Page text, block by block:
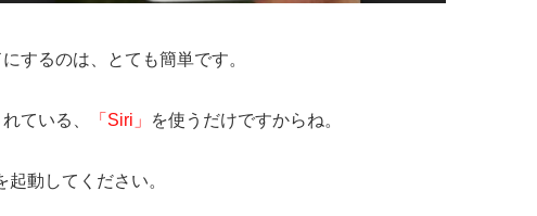
するのは、とても簡単です。
ている、 「Siri」 を使うだけですからね。
起動してください。